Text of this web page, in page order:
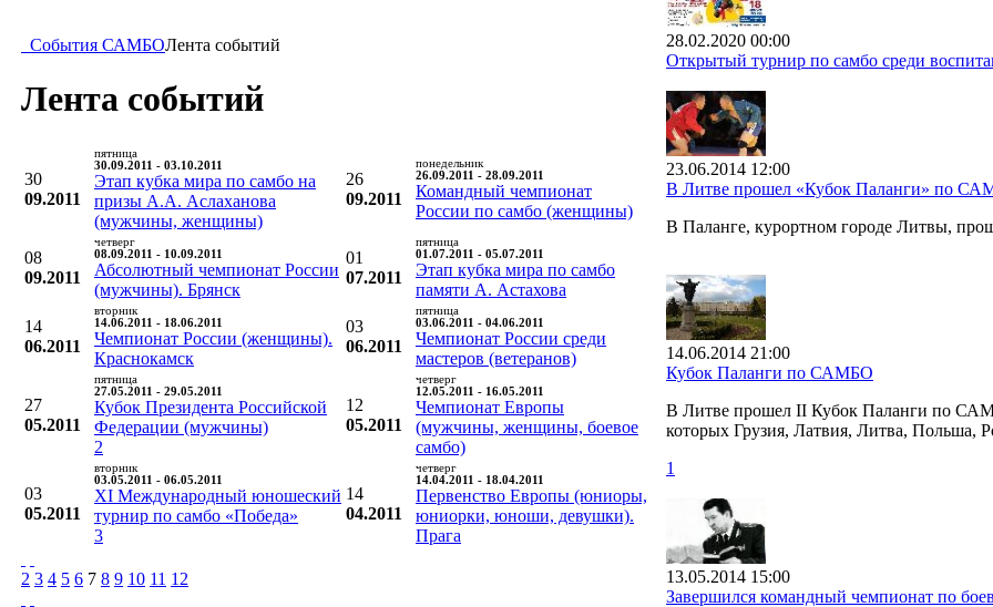
События САМБОЛента событий
Лента событий
30
09.2011
пятница
30.09.2011 - 03.10.2011
Этап кубка мира по самбо на
призы А.А. Аслаханова
(мужчины, женщины)
26
09.2011
понедельник
26.09.2011 - 28.09.2011
Командный чемпионат
России по самбо (женщины)
08
09.2011
четверг
08.09.2011 - 10.09.2011
Абсолютный чемпионат России
(мужчины). Брянск
01
07.2011
пятница
01.07.2011 - 05.07.2011
Этап кубка мира по самбо
памяти А. Астахова
14
06.2011
вторник
14.06.2011 - 18.06.2011
Чемпионат России (женщины).
Краснокамск
03
06.2011
пятница
03.06.2011 - 04.06.2011
Чемпионат России среди
мастеров (ветеранов)
27
05.2011
пятница
27.05.2011 - 29.05.2011
Кубок Президента Российской
Федерации (мужчины)
2
12
05.2011
четверг
12.05.2011 - 16.05.2011
Чемпионат Европы
(мужчины, женщины, боевое
самбо)
03
05.2011
вторник
03.05.2011 - 06.05.2011
XI Международный юношеский
турнир по самбо «Победа»
3
14
04.2011
четверг
14.04.2011 - 18.04.2011
Первенство Европы (юниоры,
юниорки, юноши, девушки).
Прага
2 3 4 5 6 7 8 9 10 11 12
28.02.2020 00:00
Открытый турнир по самбо среди
23.06.2014 12:00
В Литве прошел «Кубок Паланги» по
В Паланге, курортном городе Литвы,
14.06.2014 21:00
Кубок Паланги по САМБО
В Литве прошел II Кубок Паланги по
которых Грузия, Латвия, Литва, Польша,
1
13.05.2014 15:00
Завершился командный чемпионат по